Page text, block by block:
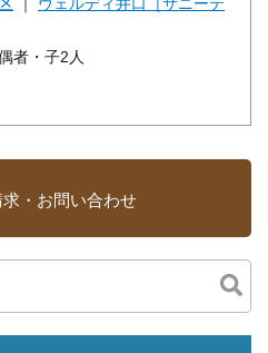
者・子2人
求・お問い合わせ